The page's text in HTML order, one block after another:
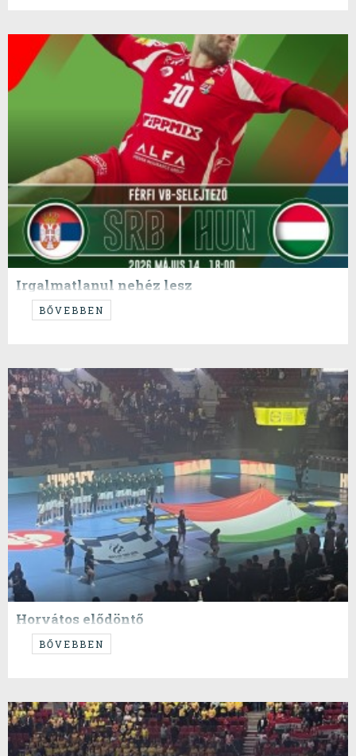
Irgalmatlanul nehéz lesz
...de képesek vagyunk rá!
BŐVEBBEN
Horvátos elődöntő
...svéd, magyar bánat.
BŐVEBBEN